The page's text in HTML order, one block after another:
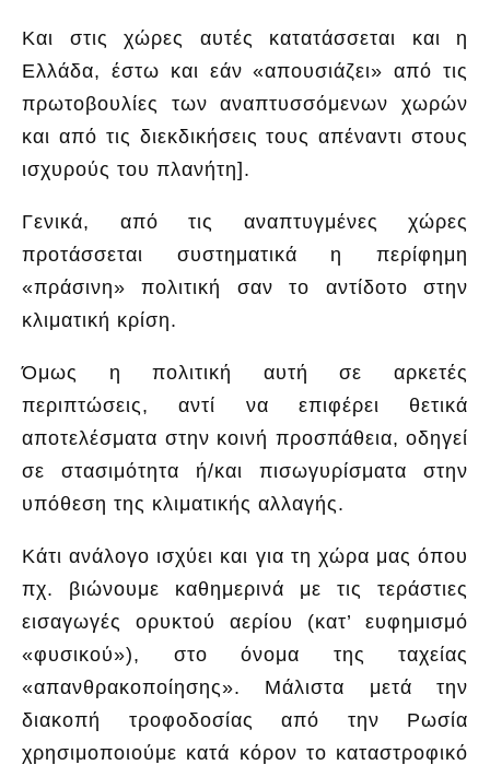
Και στις χώρες αυτές κατατάσσεται και η
Ελλάδα, έστω και εάν «απουσιάζει» από τις
πρωτοβουλίες των αναπτυσσόμενων χωρών
και από τις διεκδικήσεις τους απέναντι στους
ισχυρούς του πλανήτη].
Γενικά, από τις αναπτυγμένες χώρες
προτάσσεται συστηματικά η περίφημη
«πράσινη» πολιτική σαν το αντίδοτο στην
κλιματική κρίση.
Όμως η πολιτική αυτή σε αρκετές
περιπτώσεις, αντί να επιφέρει θετικά
αποτελέσματα στην κοινή προσπάθεια, οδηγεί
σε στασιμότητα ή/και πισωγυρίσματα στην
υπόθεση της κλιματικής αλλαγής.
Κάτι ανάλογο ισχύει και για τη χώρα μας όπου
πχ. βιώνουμε καθημερινά με τις τεράστιες
εισαγωγές ορυκτού αερίου (κατ’ ευφημισμό
«φυσικού»), στο όνομα της ταχείας
«απανθρακοποίησης». Μάλιστα μετά την
διακοπή τροφοδοσίας από την Ρωσία
χρησιμοποιούμε κατά κόρον το καταστροφικό